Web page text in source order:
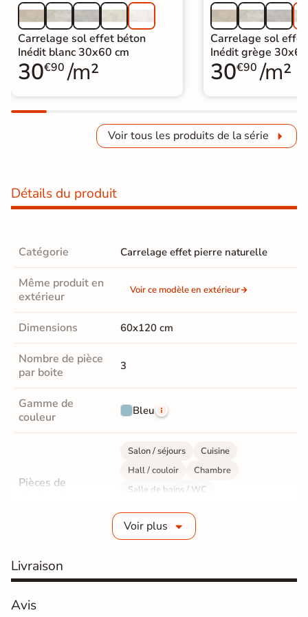
Carrelage sol effet béton
Inédit blanc 30x60 cm
30€90 /m²
Carrelage sol
Inédit grège
30€90 /m²
Voir tous les produits de la série
Détails du produit
Catégorie Carrelage effet pierre naturelle
Même produit en
extérieur
Voir ce modèle en extérieur
Dimensions 60x120 cm
Nombre de pièce
par boite
3
Gamme de
couleur
Bleu
Pièces de
Salon / séjours
Cuisine
Hall / couloir
Chambre
Salle de bains / WC
Sol intérieur
Fabrication
Voir plus
Livraison
Avis